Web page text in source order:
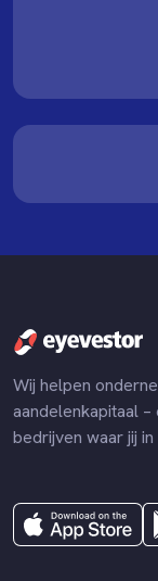
Wij helpen
aandelenkapitaal
bedrijven waar jij